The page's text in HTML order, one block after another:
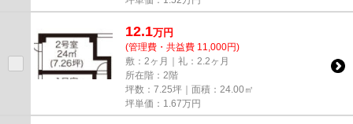
12.1万円
(管理費・共益費 11,000円)
敷：2ヶ月｜礼：2.2ヶ月
所在階：2階
坪数：7.25坪｜面積：24.00㎡
坪単価： 1.67万円